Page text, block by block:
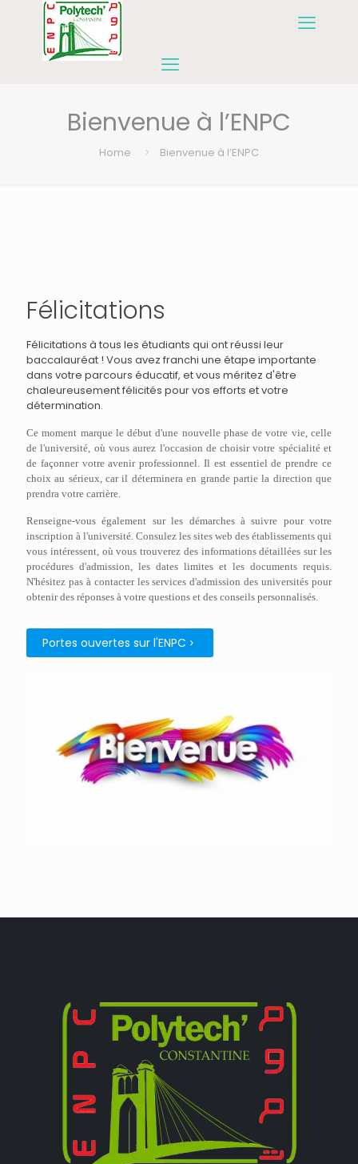
Bienvenue à l’ENPC
Home Bienvenue à l’ENPC
Félicitations
Félicitations à tous les étudiants qui ont réussi leur
baccalauréat ! Vous avez franchi une étape importante
dans votre parcours éducatif, et vous méritez d'être
chaleureusement félicités pour vos efforts et votre
détermination.
Ce moment marque le début d'une nouvelle phase de votre vie, celle
de l'université, où vous aurez l'occasion de choisir votre spécialité et
de façonner votre avenir professionnel. Il est essentiel de prendre ce
choix au sérieux, car il déterminera en grande partie la direction que
prendra votre carrière.
Renseigne-vous également sur les démarches à suivre pour votre
inscription à l'université. Consulez les sites web des établissements qui
vous intéressent, où vous trouverez des informations détaillées sur les
procédures d'admission, les dates limites et les documents requis.
N'hésitez pas à contacter les services d'admission des universités pour
obtenir des réponses à votre questions et des conseils personnalisés.
Portes ouvertes sur l'ENPC